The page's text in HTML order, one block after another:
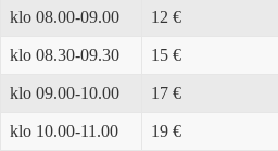
klo 08.00-09.00 12 €
klo 08.30-09.30 15 €
klo 09.00-10.00 17 €
klo 10.00-11.00 19 €